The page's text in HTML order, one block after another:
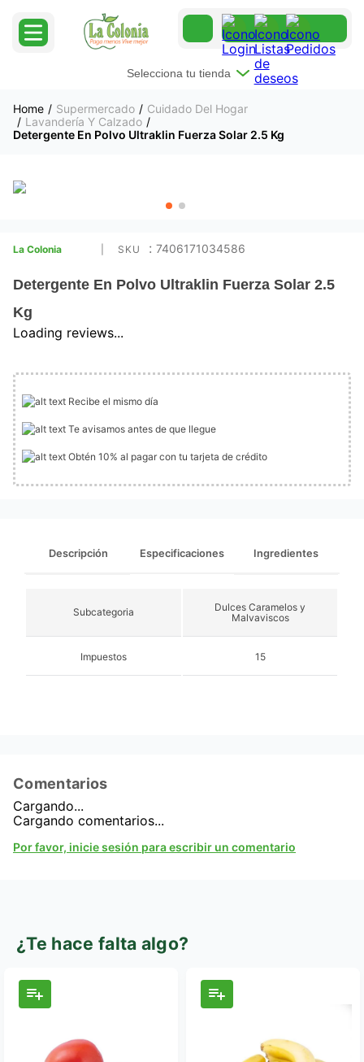
Selecciona tu tienda
Supermercado
Cuidado Del Hogar
Lavandería Y Calzado
Detergente En Polvo Ultraklin Fuerza Solar 2.5 Kg
La Colonia : 7406171034586
Detergente En Polvo Ultraklin Fuerza Solar 2.5
Kg
Loading reviews...
Recibe el mismo día
Te avisamos antes de que llegue
Obtén 10% al pagar con tu tarjeta de crédito
Descripción Especificaciones Ingredientes
Subcategoria
Dulces Caramelos y
Malvaviscos
Impuestos 15
Comentarios
Cargando...
Por favor, inicie sesión para escribir un comentario
Cargando comentarios...
¿Te hace falta algo?